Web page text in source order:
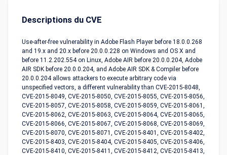
Descriptions du CVE
Use-after-free vulnerability in Adobe Flash Player before 18.0.0.268
and 19.x and 20.x before 20.0.0.228 on Windows and OS X and
before 11.2.202.554 on Linux, Adobe AIR before 20.0.0.204, Adobe
AIR SDK before 20.0.0.204, and Adobe AIR SDK & Compiler before
20.0.0.204 allows attackers to execute arbitrary code via
unspecified vectors, a different vulnerability than CVE-2015-8048,
CVE-2015-8049, CVE-2015-8050, CVE-2015-8055, CVE-2015-8056,
CVE-2015-8057, CVE-2015-8058, CVE-2015-8059, CVE-2015-8061,
CVE-2015-8062, CVE-2015-8063, CVE-2015-8064, CVE-2015-8065,
CVE-2015-8066, CVE-2015-8067, CVE-2015-8068, CVE-2015-8069,
CVE-2015-8070, CVE-2015-8071, CVE-2015-8401, CVE-2015-8402,
CVE-2015-8403, CVE-2015-8404, CVE-2015-8405, CVE-2015-8406,
CVE-2015-8410, CVE-2015-8411, CVE-2015-8412, CVE-2015-8413,